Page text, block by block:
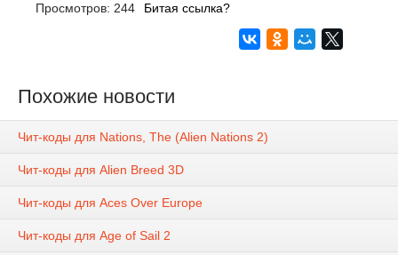
Просмотров: 244 Битая ссылка?
Похожие новости
Чит-коды для Nations, The (Alien Nations 2)
Чит-коды для Alien Breed 3D
Чит-коды для Aces Over Europe
Чит-коды для Age of Sail 2